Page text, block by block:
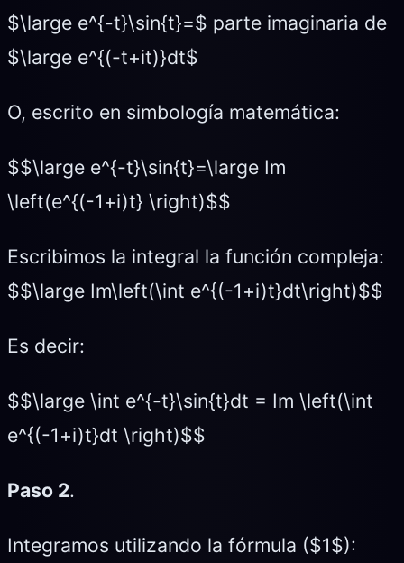
$\large e^{-t}\sin{t}=$ parte imaginaria de
$\large e^{(-t+it)}dt$
O, escrito en simbología matemática:
$$\large e^{-t}\sin{t}=\large Im
\left(e^{(-1+i)t} \right)$$
Escribimos la integral la función compleja:
$$\large Im\left(\int e^{(-1+i)t}dt\right)$$
Es decir:
$$\large \int e^{-t}\sin{t}dt = Im \left(\int
e^{(-1+i)t}dt \right)$$
Paso 2.
Integramos utilizando la fórmula ($1$):